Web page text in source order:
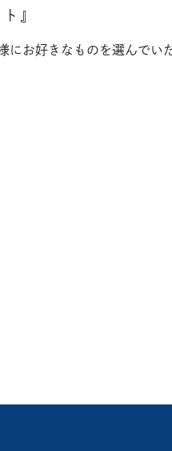
』
お好きなものを選んでい